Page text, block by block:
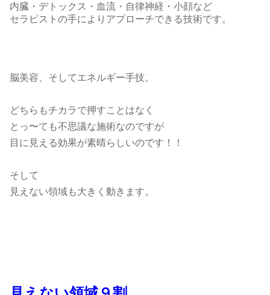
内臓・デトックス・血流・自律神経・小顔など
セラピストの手によりアプローチできる技術です。
脳美容、そしてエネルギー手技。
どちらもチカラで押すことはなく
とっ〜ても不思議な施術なのですが
目に見える効果が素晴らしいのです！！
そして
見えない領域も大きく動きます。